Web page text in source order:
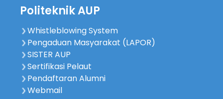
Politeknik AUP
Whistleblowing System
Pengaduan Masyarakat (LAPOR)
SISTER AUP
Sertifikasi Pelaut
Pendaftaran Alumni
Webmail